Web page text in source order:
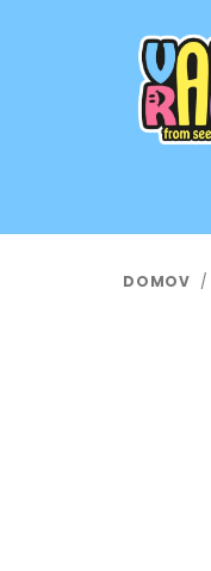
DOMOV /